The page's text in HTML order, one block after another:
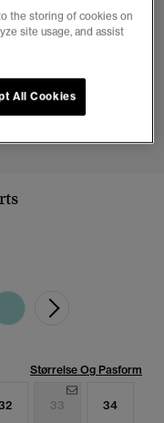
6 7 8
Størrelse Og Pasform
33 34
the storing of cookies on
site usage, and assist
All Cookies